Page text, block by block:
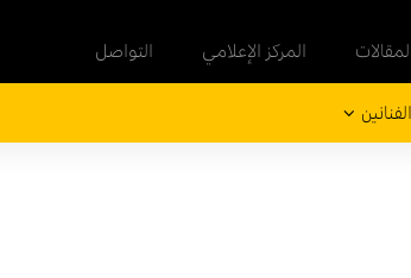
المركز الإعلامي التواصل